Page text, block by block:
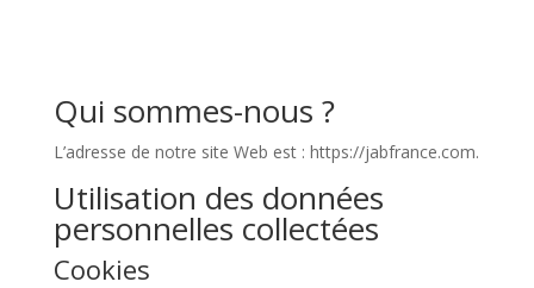
Qui sommes-nous ?
L’adresse de notre site Web est : https://jabfrance.com.
Utilisation des données
personnelles collectées
Cookies